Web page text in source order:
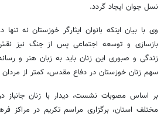
نسل جوان ایجاد گردد.
وی با بیان اینکه بانوان ایثارگر خوزستان نه
بازسازی و توسعه اجتماعی پس از جنگ نیز
زندگی و صبوری این زنان باید به زبان هنر و
سهم زنان خوزستان در دفاع مقدس، کمتر از
بر اساس مصوبات نشست، دیدار با زنان جانباز
مختلف استان، برگزاری مراسم تکریم در مراکز